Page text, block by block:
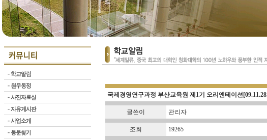
국제경영연구과정 부산교육원 제1기 오리엔테이션
글쓴이 관리자
조회 19265